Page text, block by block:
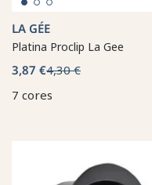
LA GÉE
Platina Proclip La Gee
3,87 €4,30 €
7 cores